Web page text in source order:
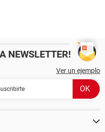
NEWSLETTER!
Ver un ejemplo